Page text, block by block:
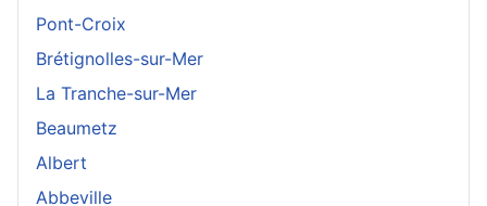
Pont-Croix
Brétignolles-sur-Mer
La Tranche-sur-Mer
Beaumetz
Albert
Abbeville